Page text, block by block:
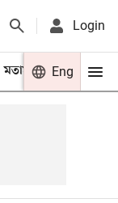
Login
মতামত খেলা
Eng